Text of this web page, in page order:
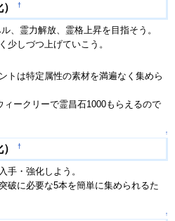
†
、霊力解放、霊格上昇を目指そう。
少しづつ上げていこう。
は特定属性の素材を満遍なく集めら
クリーで霊昌石1000もらえるので
↑
†
手・強化しよう。
破に必要な5本を簡単に集められるた
↑